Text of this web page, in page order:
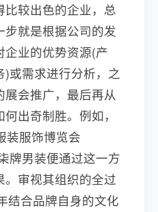
较出色的企业，总
就是根据公司的发
企业的优势资源(产
或需求进行分析，之
会推广，最后再从
出奇制胜。例如，
装服饰博览会
牌男装便通过这一方
审视其组织的全过
结合品牌自身的文化